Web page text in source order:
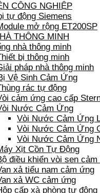
CÔNG NGHIỆP
tự động Siemens
mở rộng ET200SP
THÔNG MINH
nhà thông minh
bị thông minh
pháp nhà thông minh
Vệ Sinh Cảm Ứng
rác tự động
cảm ứng cao cấp
Nước Cảm Ứng
Vòi Nước Cảm Ứng
Vòi Nước Cảm Ứng
Vòi Nước Cảm Ứng
Xịt Cồn Tự Động
điều khiển vòi sen cảm
xả tiểu nam cảm ứng
xả WC cảm ứng
cấp xà phòng tự động